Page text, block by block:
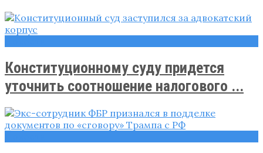
Конституционному суду придется
уточнить соотношение налогового ...